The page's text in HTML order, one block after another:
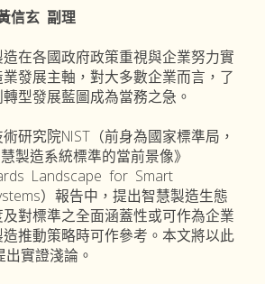
信玄 副理
各國政府政策重視與企業努力實
發展主軸，對大多數企業而言，了
型發展藍圖成為當務之急。
究院NIST（前身為國家標準局，
製造系統標準的當前景像》
Landscape for Smart
）報告中，提出智慧製造生態
對標準之全面涵蓋性或可作為企業
推動策略時可作參考。本文將以此
實證淺論。